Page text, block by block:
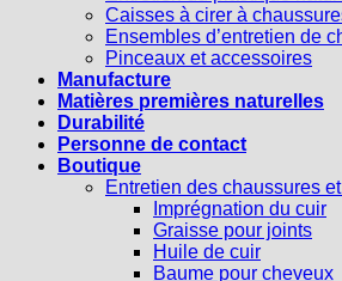
Caisses à cirer à
Ensembles d’entretien de
Pinceaux et accessoires
Manufacture
Matières premières naturelles
Durabilité
Personne de contact
Boutique
Entretien des chaussures
Imprégnation du cuir
Graisse pour joints
Huile de cuir
Baume pour cheveux